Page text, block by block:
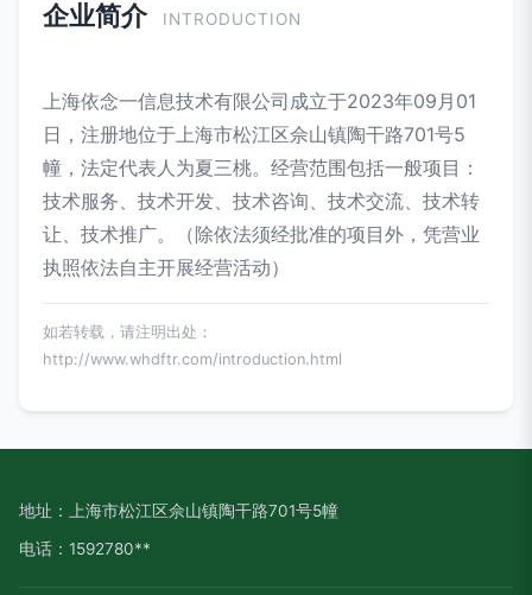
企业简介 INTRODUCTION
上海依念一信息技术有限公司成立于2023年09月01
日，注册地位于上海市松江区佘山镇陶干路701号5
幢，法定代表人为夏三桃。经营范围包括一般项目：
技术服务、技术开发、技术咨询、技术交流、技术转
让、技术推广。（除依法须经批准的项目外，凭营业
执照依法自主开展经营活动）
如若转载，请注明出处：
http://www.whdftr.com/introduction.html
地址：上海市松江区佘山镇陶干路701号5幢
电话：1592780**